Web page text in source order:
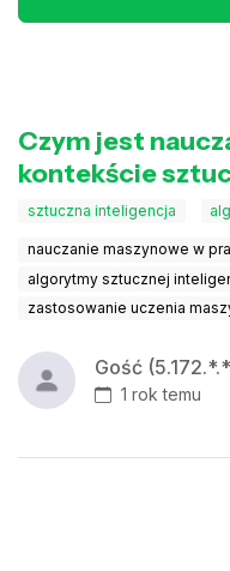
Czym jest
kontekście
sztuczna inteligencja
nauczanie maszynowe w
algorytmy sztucznej
zastosowanie uczenia
Gość
1 rok temu